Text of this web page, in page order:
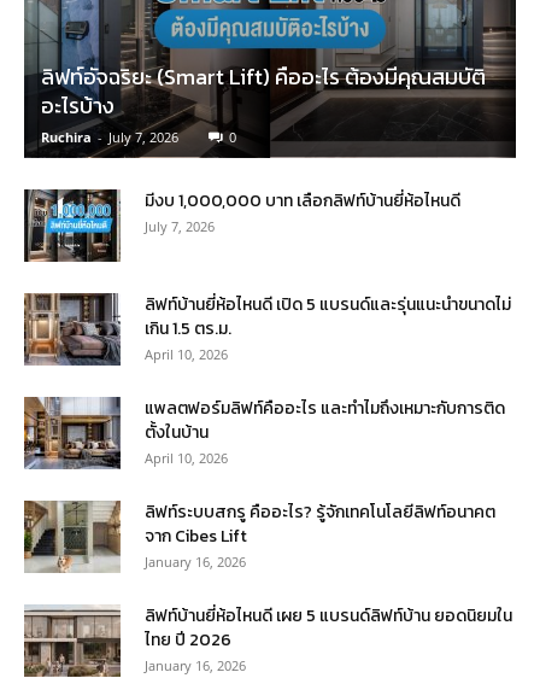
ลิฟท์อัจฉริยะ (Smart Lift) คืออะไร ต้องมีคุณสมบัติ
อะไรบ้าง
Ruchira - July 7, 2026 0
มีงบ 1,000,000 บาท เลือกลิฟท์บ้านยี่ห้อไหนดี
July 7, 2026
ลิฟท์บ้านยี่ห้อไหนดี เปิด 5 แบรนด์และรุ่นแนะนำขนาดไม่
เกิน 1.5 ตร.ม.
April 10, 2026
แพลตฟอร์มลิฟท์คืออะไร และทำไมถึงเหมาะกับการติด
ตั้งในบ้าน
April 10, 2026
ลิฟท์ระบบสกรู คืออะไร? รู้จักเทคโนโลยีลิฟท์อนาคต
จาก Cibes Lift
January 16, 2026
ลิฟท์บ้านยี่ห้อไหนดี เผย 5 แบรนด์ลิฟท์บ้าน ยอดนิยมใน
ไทย ปี 2026
January 16, 2026